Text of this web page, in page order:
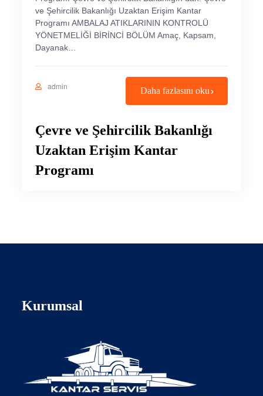
ve Şehircilik Bakanlığı Uzaktan Erişim Kantar
Programı AMBALAJ ATIKLARININ KONTROLÜ
YÖNETMELİĞİ BİRİNCİ BÖLÜM Amaç, Kapsam,
Dayanak…
admin Daha fazlasını oku
Çevre ve Şehircilik Bakanlığı
Uzaktan Erişim Kantar
Programı
Kurumsal